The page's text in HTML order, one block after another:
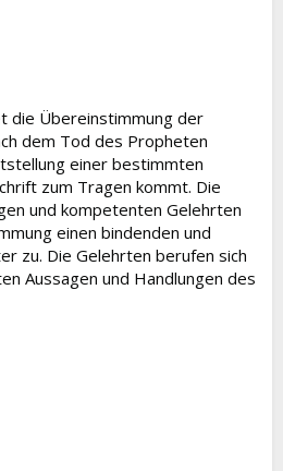
die Übereinstimmung der
dem Tod des Propheten
einer bestimmten
zum Tragen kommt. Die
und kompetenten Gelehrten
einen bindenden und
zu. Die Gelehrten berufen sich
Aussagen und Handlungen des